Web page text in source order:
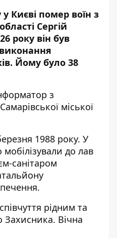
Києві помер воїн з
Сергій
року він був
Йому було 38
з
міської
1988 року. У
мобілізували до лав
санітаром
рідним та
Вічна